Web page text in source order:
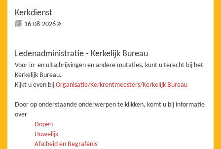
Kerkdienst
16-08-2026
Ledenadministratie - Kerkelijk Bureau
Voor in- en uitschrijvingen en andere mutaties, kunt u terecht bij het
Kerkelijk Bureau.
Kijkt u even bij Organisatie/Kerkrentmeesters/Kerkelijk Bureau
Door op onderstaande onderwerpen te klikken, komt u bij informatie
over
Dopen
Huwelijk
Afscheid en Begrafenis